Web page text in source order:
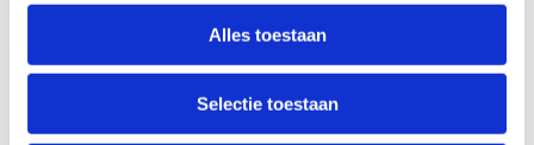
Alles toestaan
Selectie toestaan
Kleur frame
Zwart
Ring mechaniek
Kleur